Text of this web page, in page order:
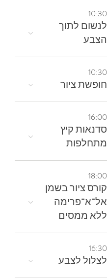
10:30
‬הצבע
10:30
חופשת ציור
16:00
סדנאות קיץ
מתחלפות
18:00
קורס ציור בשמן
אל־א־פרימה
ללא ממסים
16:30
לצלול‭ ‬לצבע‭